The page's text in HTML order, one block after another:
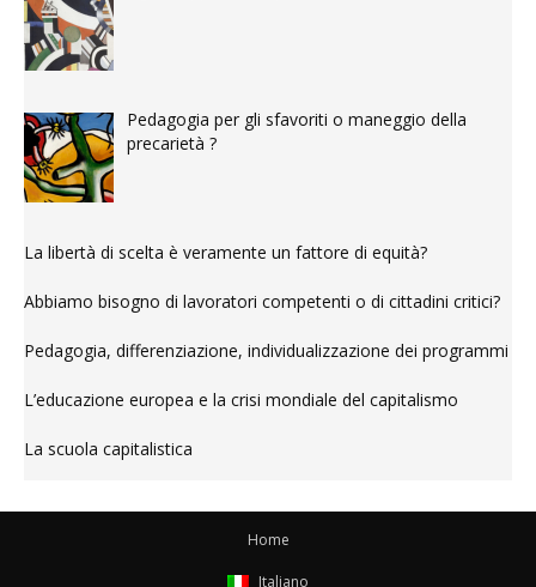
Pedagogia per gli sfavoriti o maneggio della
precarietà ?
La libertà di scelta è veramente un fattore di equità?
Abbiamo bisogno di lavoratori competenti o di cittadini critici?
Pedagogia, differenziazione, individualizzazione dei programmi
L’educazione europea e la crisi mondiale del capitalismo
La scuola capitalistica
Home
Italiano